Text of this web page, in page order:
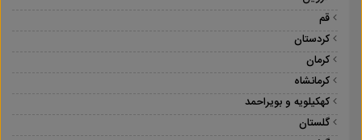
قم
کردستان
کرمان
کرمانشاه
کهکیلویه و بویراحمد
گلستان